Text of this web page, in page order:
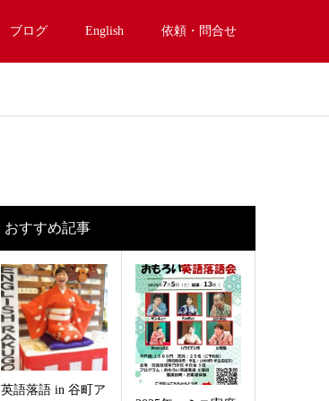
ブログ English 依頼・問合せ
おすすめ記事
英語落語 in 谷町ア